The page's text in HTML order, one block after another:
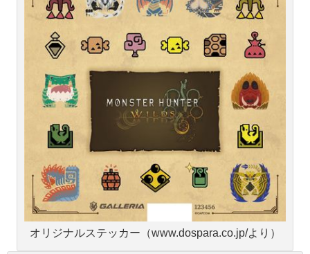
オリジナルステッカー（www.dospara.co.jp/より）